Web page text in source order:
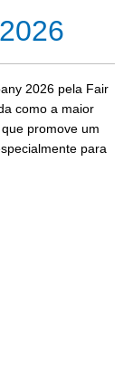
2026 pela Fair
como a maior
promove um
para